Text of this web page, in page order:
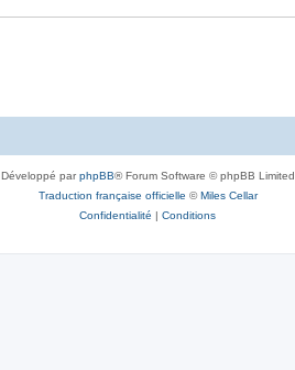
Développé parphpBB® Forum Software © phpBB Limited
Traduction française officielle ©Miles Cellar
Confidentialité | Conditions